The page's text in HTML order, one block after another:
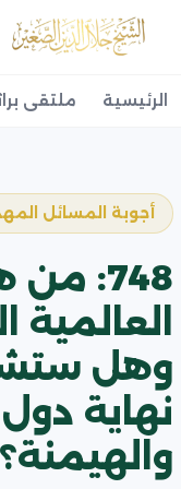
الرئيسية ملتقى
أجوبة المسائل
748:
العالمية
وهل
نهاية دول
والهيمنة؟